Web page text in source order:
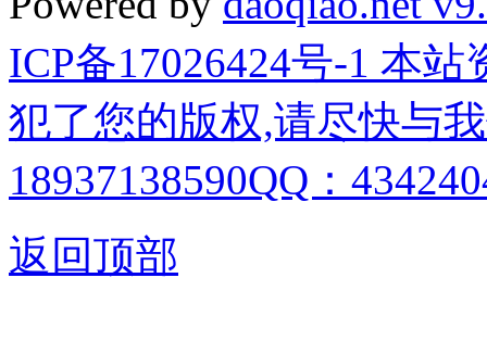
ICP备17026424号-1 本
犯了您的版权,请尽快与
18937138590QQ：
返回顶部